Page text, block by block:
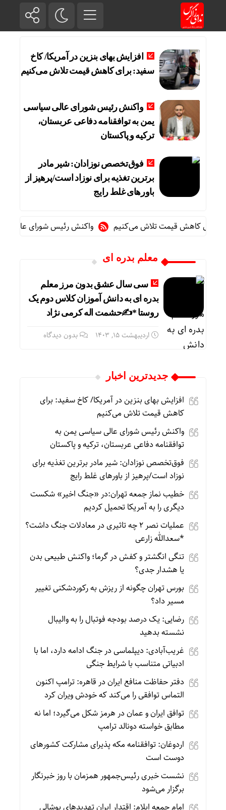
افزایش بهای بنزین در آمریکا/ کاخ
سفید: برای کاهش قیمت تلاش می‌کنیم
واکنش رئیس شورای عالی سیاسی
یمن به توافقنامه دفاعی عربستان،
ترکیه و پاکستان
فوق‌تخصص نوزادان: شیر مادر
برترین تغذیه برای نوزاد است/پرهیز از
باورهای غلط رایج
برای کاهش قیمت تلاش می‌کنیم واکنش رئیس شورای عالی
معلم بدره ای
سی سال عشق بدون مرز معلم
بدره ای به دانش آموزان کلاس دوم یک
روستا *✍️حشمت اله کرمی نژاد
اردیبهشت ۱۵, ۱۴۰۳ بدون دیدگاه
جديدترين اخبار
افزایش بهای بنزین در آمریکا/ کاخ سفید: برای
کاهش قیمت تلاش می‌کنیم
واکنش رئیس شورای عالی سیاسی یمن به
توافقنامه دفاعی عربستان، ترکیه و پاکستان
فوق‌تخصص نوزادان: شیر مادر برترین تغذیه برای
نوزاد است/پرهیز از باورهای غلط رایج
خطیب نماز جمعه تهران:در «جنگ اخیر» شکست
دیگری را به آمریکا تحمیل کردیم
عملیات نصر ۲ چه تاثیری در معادلات جنگ داشت؟
*سعدالله زارعی
تنگی انگشتر و کفش در گرما؛ واکنش طبیعی بدن
یا هشدار جدی؟
بورس تهران چگونه از ریزش به رکوردشکنی تغییر
مسیر داد؟
رضایی: یک درصد بودجه فوتبال را به والیبال
نشسته بدهید
غریب‌آبادی: دیپلماسی در جنگ ادامه دارد، اما با
ادبیاتی متناسب با شرایط جنگی
دفتر حفاظت منافع ایران در قاهره: ترامپ اکنون
التماس توافقی را می‌کند که خودش ویران کرد
توافق ایران و عمان در هرمز شکل می‌گیرد؛ اما نه
مطابق خواسته دونالد ترامپ
اردوغان: توافقنامه مکه پذیرای مشارکت کشورهای
دوست است
نشست خبری رئیس‌جمهور همزمان با روز خبرنگار
برگزار می‌شود
امام جمعه ایلام: اقتدار ایران تهدیدهای پوشالی